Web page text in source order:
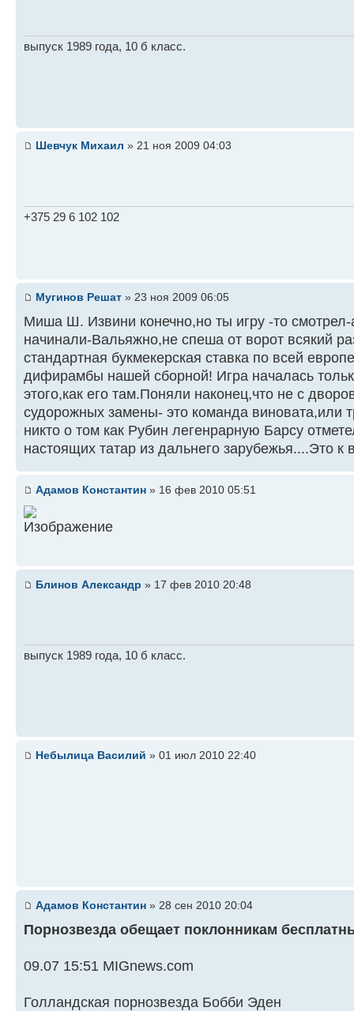
выпуск 1989 года, 10 б класс.
Шевчук Михаил » 21 ноя 2009 04:03
+375 29 6 102 102
Мугинов Решат » 23 ноя 2009 06:05
Миша Ш. Извини конечно,но ты игру -то смотрел-
начинали-Вальяжно,не спеша от ворот всякий
стандартная букмекерская ставка по всей
дифирамбы нашей сборной! Игра началась
этого,как его там.Поняли наконец,что не с
судорожных замены- это команда виновата,или
никто о том как Рубин легенрарную Барсу
настоящих татар из дальнего зарубежья....Это к
Адамов Константин » 16 фев 2010 05:51
Блинов Александр » 17 фев 2010 20:48
выпуск 1989 года, 10 б класс.
Небылица Василий » 01 июл 2010 22:40
Адамов Константин » 28 сен 2010 20:04
Порнозвезда обещает поклонникам
09.07 15:51 MIGnews.com
Голландская порнозвезда Бобби Эден